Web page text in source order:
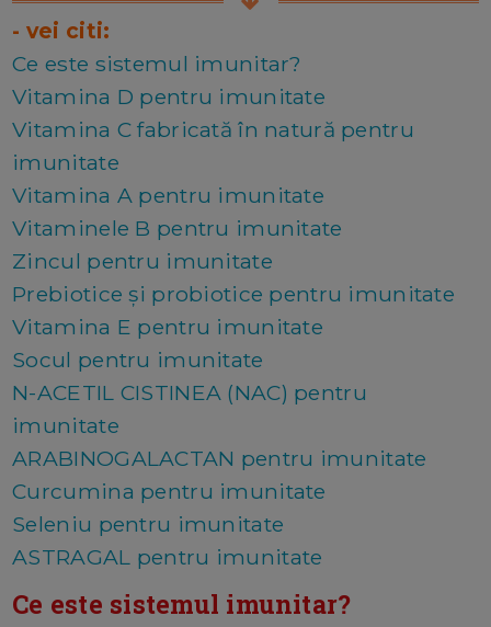
- vei citi:
Ce este sistemul imunitar?
Vitamina D pentru imunitate
Vitamina C fabricată în natură pentru
imunitate
Vitamina A pentru imunitate
Vitaminele B pentru imunitate
Zincul pentru imunitate
Prebiotice și probiotice pentru imunitate
Vitamina E pentru imunitate
Socul pentru imunitate
N-ACETIL CISTINEA (NAC) pentru
imunitate
ARABINOGALACTAN pentru imunitate
Curcumina pentru imunitate
Seleniu pentru imunitate
ASTRAGAL pentru imunitate
Ce este sistemul imunitar?